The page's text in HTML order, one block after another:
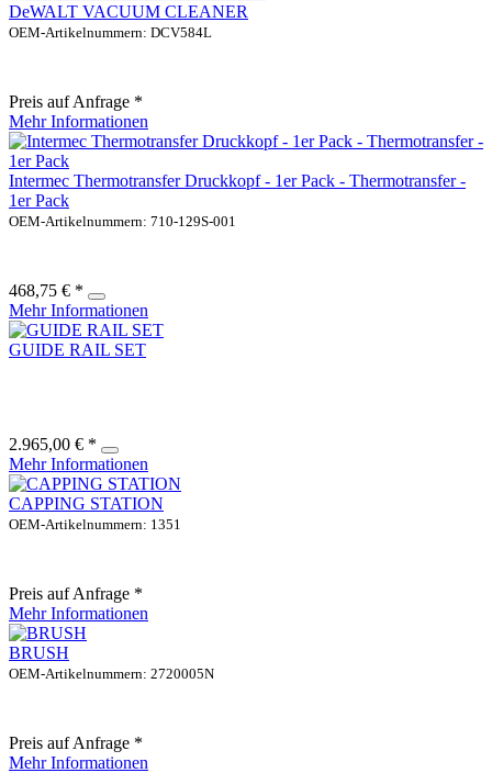
DeWALT VACUUM CLEANER
OEM-Artikelnummern: DCV584L
Preis auf Anfrage *
Mehr Informationen
Intermec Thermotransfer Druckkopf - 1er Pack - Thermotransfer -
1er Pack
OEM-Artikelnummern: 710-129S-001
468,75 € *
Mehr Informationen
GUIDE RAIL SET
2.965,00 € *
Mehr Informationen
CAPPING STATION
OEM-Artikelnummern: 1351
Preis auf Anfrage *
Mehr Informationen
BRUSH
OEM-Artikelnummern: 2720005N
Preis auf Anfrage *
Mehr Informationen